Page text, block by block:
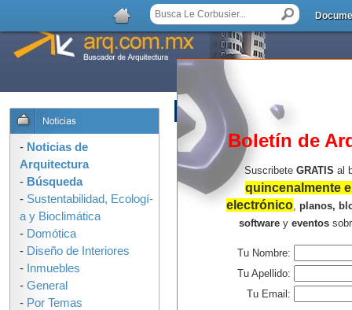
AGREGAR COMENTARIO
Boletín de
Suscribete GRATIS al
quincenalmente
electrónico, planos,
softwarey eventos
Tu Nombre:
Tu Apellido:
Tu Email:
- Noticias de
Arquitectura
- Búsqueda
- Sustentabilidad, Ecologí­
a y Bioclimática
- Domótica
- Diseño de Interiores
- Inmuebles
- General
- Por Temas